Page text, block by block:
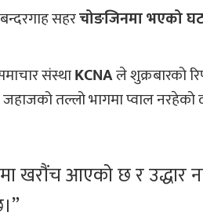
बन्दरगाह सहरचोङजिनमा भएको
संस्थाKCNAले शुक्रबारको
तल्लो भागमा प्वाल नरहेको
खरौंच आएको छ र उद्धार